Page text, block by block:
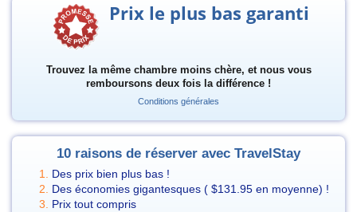
Prix le plus bas garanti
Trouvez la même chambre moins chère, et nous vous
remboursons deux fois la différence !
Conditions générales
10 raisons de réserver avec TravelStay
Des prix bien plus bas !
Des économies gigantesques ( $131.95 en moyenne) !
Prix tout compris